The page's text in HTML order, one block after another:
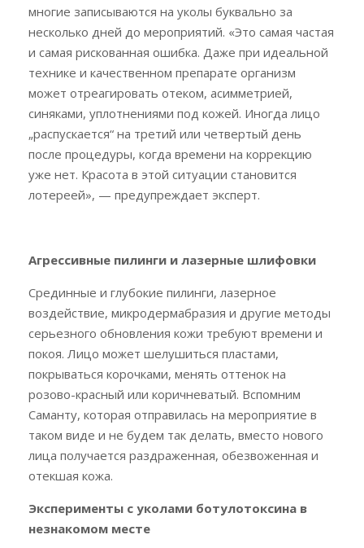
многие записываются на уколы буквально за
несколько дней до мероприятий. «Это самая частая
и самая рискованная ошибка. Даже при идеальной
технике и качественном препарате организм
может отреагировать отеком, асимметрией,
синяками, уплотнениями под кожей. Иногда лицо
„распускается“ на третий или четвертый день
после процедуры, когда времени на коррекцию
уже нет. Красота в этой ситуации становится
лотереей», — предупреждает эксперт.
Агрессивные пилинги и лазерные шлифовки
Срединные и глубокие пилинги, лазерное
воздействие, микродермабразия и другие методы
серьезного обновления кожи требуют времени и
покоя. Лицо может шелушиться пластами,
покрываться корочками, менять оттенок на
розово-красный или коричневатый. Вспомним
Саманту, которая отправилась на мероприятие в
таком виде и не будем так делать, вместо нового
лица получается раздраженная, обезвоженная и
отекшая кожа.
Эксперименты с уколами ботулотоксина в
незнакомом месте